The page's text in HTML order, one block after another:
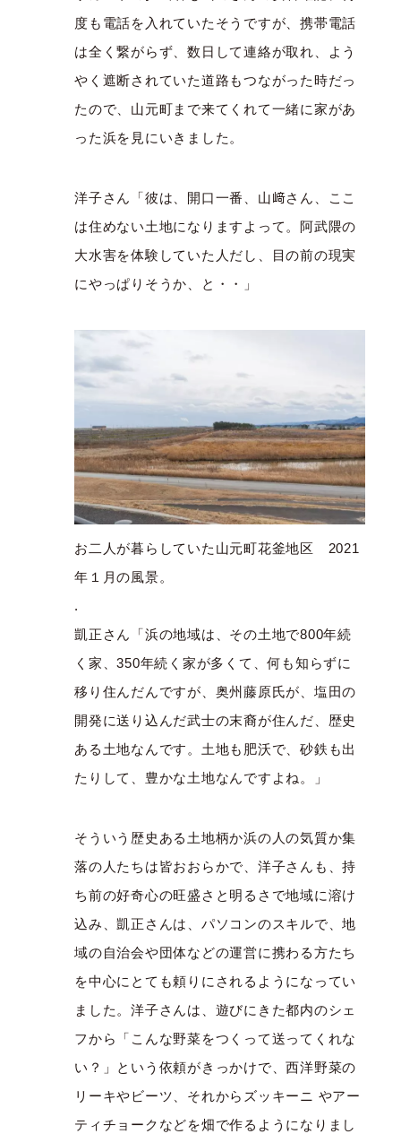
度も電話を入れていたそうですが、携帯電話
は全く繋がらず、数日して連絡が取れ、よう
やく遮断されていた道路もつながった時だっ
たので、山元町まで来てくれて一緒に家があ
った浜を見にいきました。
洋子さん「彼は、開口一番、山﨑さん、ここ
は住めない土地になりますよって。阿武隈の
大水害を体験していた人だし、目の前の現実
にやっぱりそうか、と・・」
お二人が暮らしていた山元町花釜地区 2021
年１月の風景。
.
凱正さん「浜の地域は、その土地で800年続
く家、350年続く家が多くて、何も知らずに
移り住んだんですが、奥州藤原氏が、塩田の
開発に送り込んだ武士の末裔が住んだ、歴史
ある土地なんです。土地も肥沃で、砂鉄も出
たりして、豊かな土地なんですよね。」
そういう歴史ある土地柄か浜の人の気質か集
落の人たちは皆おおらかで、洋子さんも、持
ち前の好奇心の旺盛さと明るさで地域に溶け
込み、凱正さんは、パソコンのスキルで、地
域の自治会や団体などの運営に携わる方たち
を中心にとても頼りにされるようになってい
ました。洋子さんは、遊びにきた都内のシェ
フから「こんな野菜をつくって送ってくれな
い？」という依頼がきっかけで、西洋野菜の
リーキやビーツ、それからズッキーニ やアー
ティチョークなどを畑で作るようになりまし